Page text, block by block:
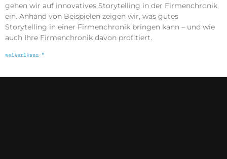
gehen wir auf innovatives Storytelling in der Firmenchronik
ein. Anhand von Beispielen zeigen wir, was gutes
Storytelling in einer Firmenchronik bringen kann – und wie
auch Ihre Firmenchronik davon profitiert.
weiterlesen »